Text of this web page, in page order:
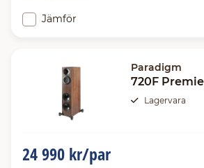
Jämför
Paradigm
720F
Lagervara
24 990 kr/par